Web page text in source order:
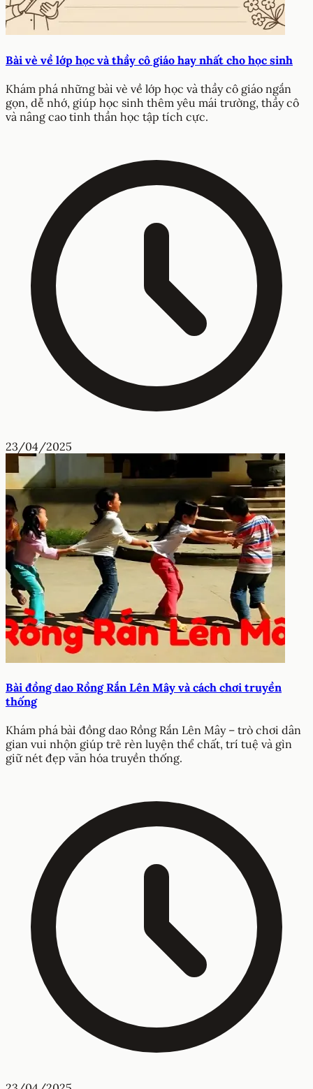
Bài vè về lớp học và thầy cô giáo hay nhất cho học sinh
Khám phá những bài vè về lớp học và thầy cô giáo ngắn
gọn, dễ nhớ, giúp học sinh thêm yêu mái trường, thầy cô
và nâng cao tinh thần học tập tích cực.
23/04/2025
Bài đồng dao Rồng Rắn Lên Mây và cách chơi truyền
thống
Khám phá bài đồng dao Rồng Rắn Lên Mây – trò chơi dân
gian vui nhộn giúp trẻ rèn luyện thể chất, trí tuệ và gìn
giữ nét đẹp văn hóa truyền thống.